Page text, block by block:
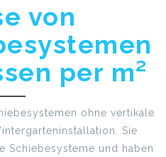
von
per m²
ohne vertikale
Sie
Schiebesysteme und haben